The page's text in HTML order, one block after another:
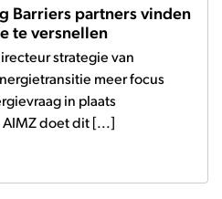
Barriers partners vinden
te versnellen
strategie van
meer focus
in plaats
doet dit [...]